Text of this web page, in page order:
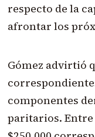
respecto de la
afrontar los
Gómez advirtió
componentes
paritarios.